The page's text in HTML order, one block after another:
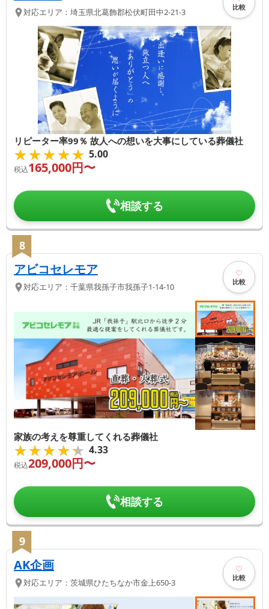
対応エリア： 埼玉県北葛飾郡松伏町田中2-21-3 比較
リピーター率99％ 故人への想いを大事にしている葬儀社
★★★★★
★★★★★ 5.00
税込165,000円〜
相談する
8
アビコセレモア
対応エリア： 千葉県我孫子市我孫子1-14-10 比較
家族の考えを尊重してくれる葬儀社
★★★★★
★★★★★ 4.33
税込209,000円〜
相談する
9
AK企画
対応エリア： 茨城県ひたちなか市金上650-3 比較